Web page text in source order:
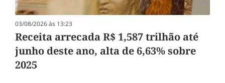
03/08/2026 às 13:23
Receita arrecada R$ 1,587 trilhão até
junho deste ano, alta de 6,63% sobre
2025